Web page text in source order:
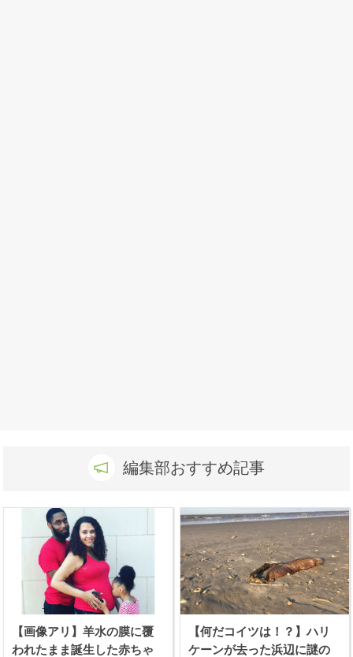
編集部おすすめ記事
【画像アリ】羊水の膜に覆
われたまま誕生した赤ちゃ
【何だコイツは！？】ハリ
ケーンが去った浜辺に謎の